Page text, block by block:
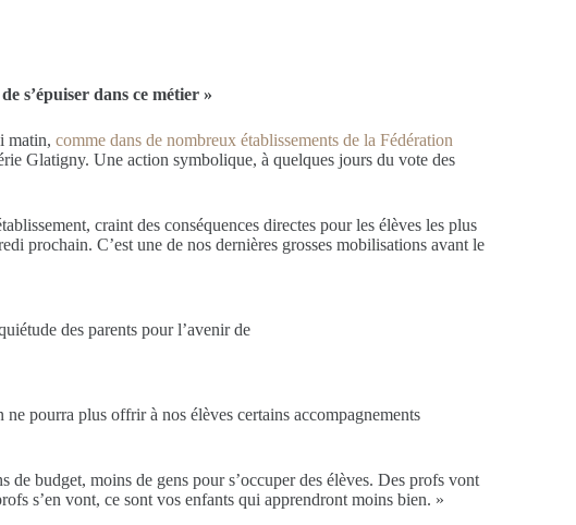
s’épuiser dans ce métier »
matin,comme dans de nombreux établissements de la Fédération
Glatigny. Une action symbolique, à quelques jours du vote des
craint des conséquences directes pour les élèves les plus
prochain. C’est une de nos dernières grosses mobilisations avant le
des parents pour l’avenir de
pourra plus offrir à nos élèves certains accompagnements
de budget, moins de gens pour s’occuper des élèves. Des profs vont
s’en vont, ce sont vos enfants qui apprendront moins bien. »